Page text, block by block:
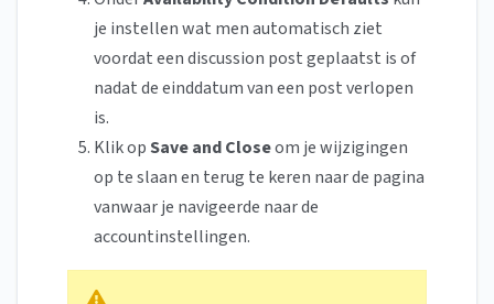
je instellen wat men automatisch ziet
voordat een discussion post geplaatst is of
nadat de einddatum van een post verlopen
is.
Klik opSave and Closeom je wijzigingen
op te slaan en terug te keren naar de pagina
vanwaar je navigeerde naar de
accountinstellingen.